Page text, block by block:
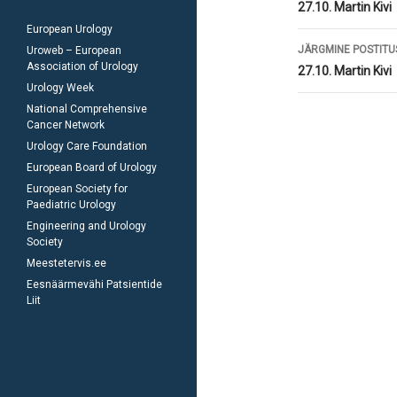
töölaud
27.10. Martin Kivi
JÄRGMINE
27.10. Martin Kivi
European Urology
Uroweb – European
Association of Urology
Urology Week
National Comprehensive
Cancer Network
Urology Care Foundation
European Board of Urology
European Society for
Paediatric Urology
Engineering and Urology
Society
Meestetervis.ee
Eesnäärmevähi Patsientide
Liit